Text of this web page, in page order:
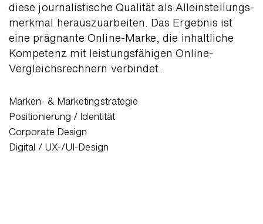
diese journa­listische Qualität als Allein­stellungs­
merkmal heraus­zu­arbeiten. Das Ergebnis ist
eine prägnante Online-Marke, die inhaltliche
Kompetenz mit leistungs­fähigen Online-
Vergleichs­rechnern verbindet.
Marken- & Marketingstrategie
Positionierung / Identität
Corporate Design
Digital / UX-/UI-Design